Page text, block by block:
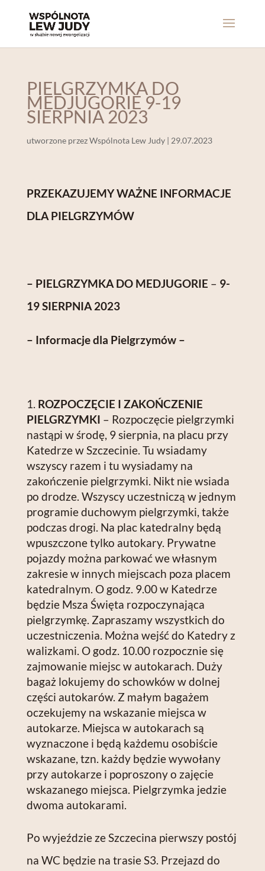
PIELGRZYMKA DO
MEDJUGORIE 9-19
SIERPNIA 2023
utworzone przezWspólnota Lew Judy| 29.07.2023
PRZEKAZUJEMY WAŻNE INFORMACJE
DLA PIELGRZYMÓW
– PIELGRZYMKA DO MEDJUGORIE – 9-
19 SIERPNIA 2023
– Informacje dla Pielgrzymów –
ROZPOCZĘCIE I ZAKOŃCZENIE
PIELGRZYMKI – Rozpoczęcie pielgrzymki
nastąpi w środę, 9 sierpnia, na placu przy
Katedrze w Szczecinie. Tu wsiadamy
wszyscy razem i tu wysiadamy na
zakończenie pielgrzymki. Nikt nie wsiada
po drodze. Wszyscy uczestniczą w jednym
programie duchowym pielgrzymki, także
podczas drogi. Na plac katedralny będą
wpuszczone tylko autokary. Prywatne
pojazdy można parkować we własnym
zakresie w innych miejscach poza placem
katedralnym. O godz. 9.00 w Katedrze
będzie Msza Święta rozpoczynająca
pielgrzymkę. Zapraszamy wszystkich do
uczestniczenia. Można wejść do Katedry z
walizkami. O godz. 10.00 rozpocznie się
zajmowanie miejsc w autokarach. Duży
bagaż lokujemy do schowków w dolnej
części autokarów. Z małym bagażem
oczekujemy na wskazanie miejsca w
autokarze. Miejsca w autokarach są
wyznaczone i będą każdemu osobiście
wskazane, tzn. każdy będzie wywołany
przy autokarze i poproszony o zajęcie
wskazanego miejsca. Pielgrzymka jedzie
dwoma autokarami.
Po wyjeździe ze Szczecina pierwszy postój
na WC będzie na trasie S3. Przejazd do